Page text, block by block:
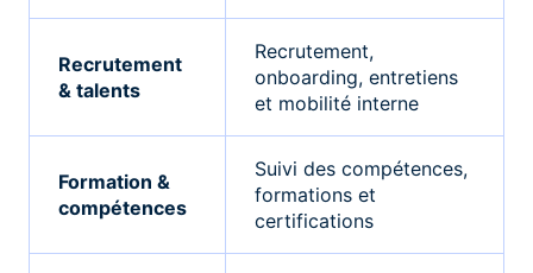
Recrutement
& talents
Recrutement,
onboarding, entretiens
et mobilité interne
Formation &
compétences
Suivi des compétences,
formations et
certifications